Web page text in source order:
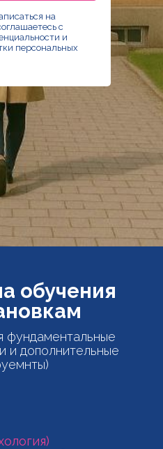
на
с
и
персональных
обучения
фундаментальные
и дополнительные